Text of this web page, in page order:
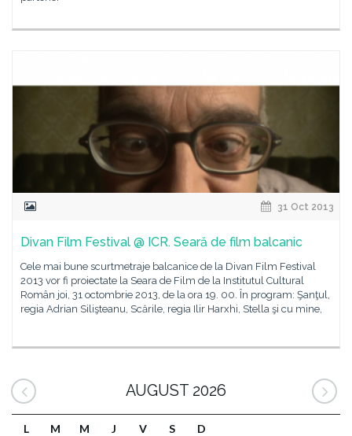
31 Oct 2013
Divan Film Festival @ ICR. Seară de film balcanic
Cele mai bune scurtmetraje balcanice de la Divan Film Festival
2013 vor fi proiectate la Seara de Film de la Institutul Cultural
Român joi, 31 octombrie 2013, de la ora 19. 00. În program: Şanţul,
regia Adrian Silişteanu, Scările, regia Ilir Harxhi, Stella şi cu mine,
AUGUST 2026
L M M J V S D